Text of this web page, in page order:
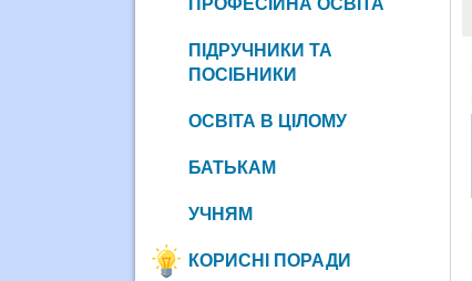
ПІДРУЧНИКИ ТА
ПОСІБНИКИ
ОСВІТА В ЦІЛОМУ
БАТЬКАМ
УЧНЯМ
КОРИСНІ ПОРАДИ